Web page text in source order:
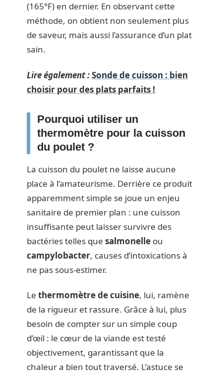
(165°F) en dernier. En observant cette
méthode, on obtient non seulement plus
de saveur, mais aussi l’assurance d’un plat
sain.
Lire également :Sonde de cuisson : bien
choisir pour des plats parfaits !
Pourquoi utiliser un
thermomètre pour la cuisson
du poulet ?
La cuisson du poulet ne laisse aucune
place à l’amateurisme. Derrière ce produit
apparemment simple se joue un enjeu
sanitaire de premier plan : une cuisson
insuffisante peut laisser survivre des
bactéries telles que salmonelle ou
campylobacter, causes d’intoxications à
ne pas sous-estimer.
Le thermomètre de cuisine, lui, ramène
de la rigueur et rassure. Grâce à lui, plus
besoin de compter sur un simple coup
d’œil : le cœur de la viande est testé
objectivement, garantissant que la
chaleur a bien tout traversé. L’astuce se